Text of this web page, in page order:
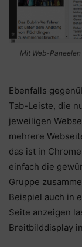
Mit Web-
Ebenfalls
Tab-Leiste, die
jeweiligen
mehrere
das ist in
einfach die
Gruppe
Beispiel auch in
Seite anzeigen
Breitbilddisplay